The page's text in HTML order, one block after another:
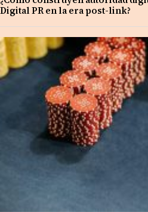
Digital PR en la era post-link?